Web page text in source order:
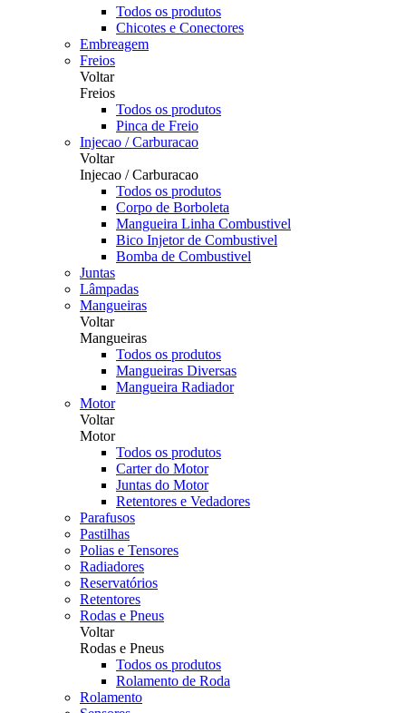
Todos os produtos
Chicotes e Conectores
Embreagem
Freios
Voltar
Freios
Todos os produtos
Pinca de Freio
Injecao / Carburacao
Voltar
Injecao / Carburacao
Todos os produtos
Corpo de Borboleta
Mangueira Linha Combustivel
Bico Injetor de Combustivel
Bomba de Combustivel
Juntas
Lâmpadas
Mangueiras
Voltar
Mangueiras
Todos os produtos
Mangueiras Diversas
Mangueira Radiador
Motor
Voltar
Motor
Todos os produtos
Carter do Motor
Juntas do Motor
Retentores e Vedadores
Parafusos
Pastilhas
Polias e Tensores
Radiadores
Reservatórios
Retentores
Rodas e Pneus
Voltar
Rodas e Pneus
Todos os produtos
Rolamento de Roda
Rolamento